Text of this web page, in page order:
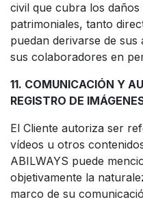
civil que cubra los
patrimoniales, tanto
puedan derivarse de sus
sus colaboradores en
11. COMUNICACIÓN Y
REGISTRO DE
El Cliente autoriza ser
vídeos u otros
ABILWAYS puede
objetivamente la
marco de su